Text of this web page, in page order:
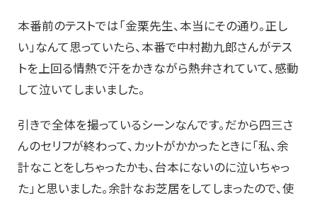
本番前のテストでは「金栗先生、本当にその通り。正し
い」なんて思っていたら、本番で中村勘九郎さんがテス
トを上回る情熱で汗をかきながら熱弁されていて、感動
して泣いてしまいました。
引きで全体を撮っているシーンなんです。だから四三さ
んのセリフが終わって、カットがかかったときに「私、余
計なことをしちゃったかも、台本にないのに泣いちゃっ
た」と思いました。余計なお芝居をしてしまったので、使